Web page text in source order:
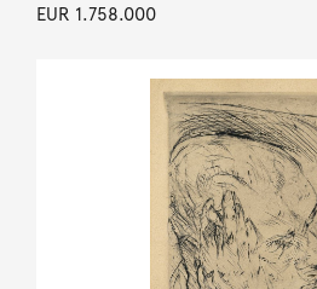
EUR 1.758.000